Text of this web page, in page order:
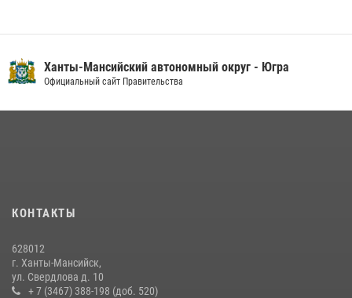
16 июля 2026, 04:54 4
29 июля 2026, 09:54
форума развития гражданского общества «Добрино»
13 июля 2026, 11:47
Ханты-Мансийский автономный округ - Югра
Официальный сайт Правительства
КОНТАКТЫ
628012
г. Ханты-Мансийск,
ул. Свердлова д. 10
+ 7 (3467) 388-198 (доб. 520)